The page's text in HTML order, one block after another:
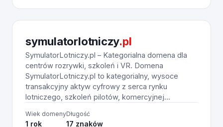
symulatorlotniczy.pl
SymulatorLotniczy.pl – Kategorialna domena dla
centrów rozrywki, szkoleń i VR. Domena
SymulatorLotniczy.pl to kategorialny, wysoce
transakcyjny aktyw cyfrowy z serca rynku
lotniczego, szkoleń pilotów, komercyjnej...
Wiek domeny
1 rok
Długość
17 znaków